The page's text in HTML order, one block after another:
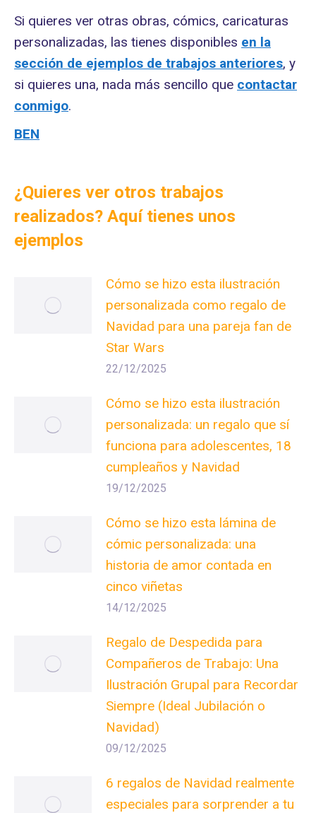
Si quieres ver otras obras, cómics, caricaturas
personalizadas, las tienes disponibles en la
sección de ejemplos de trabajos anteriores, y
si quieres una, nada más sencillo que contactar
conmigo.
BEN
¿Quieres ver otros trabajos
realizados? Aquí tienes unos
ejemplos
Cómo se hizo esta ilustración
personalizada como regalo de
Navidad para una pareja fan de
Star Wars
22/12/2025
Cómo se hizo esta ilustración
personalizada: un regalo que sí
funciona para adolescentes, 18
cumpleaños y Navidad
19/12/2025
Cómo se hizo esta lámina de
cómic personalizada: una
historia de amor contada en
cinco viñetas
14/12/2025
Regalo de Despedida para
Compañeros de Trabajo: Una
Ilustración Grupal para Recordar
Siempre (Ideal Jubilación o
Navidad)
09/12/2025
6 regalos de Navidad realmente
especiales para sorprender a tu